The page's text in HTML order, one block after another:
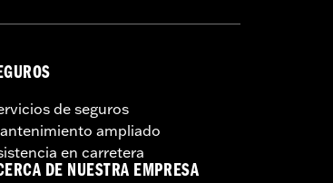
de seguros
ampliado
en carretera
DE NUESTRA EMPRESA